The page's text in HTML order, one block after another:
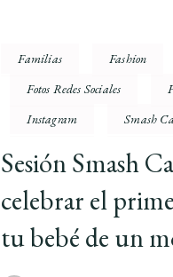
Familias Fashion
Fotos Redes Sociales
Instagram
Smash
Sesión Smash
celebrar el
tu bebé de un